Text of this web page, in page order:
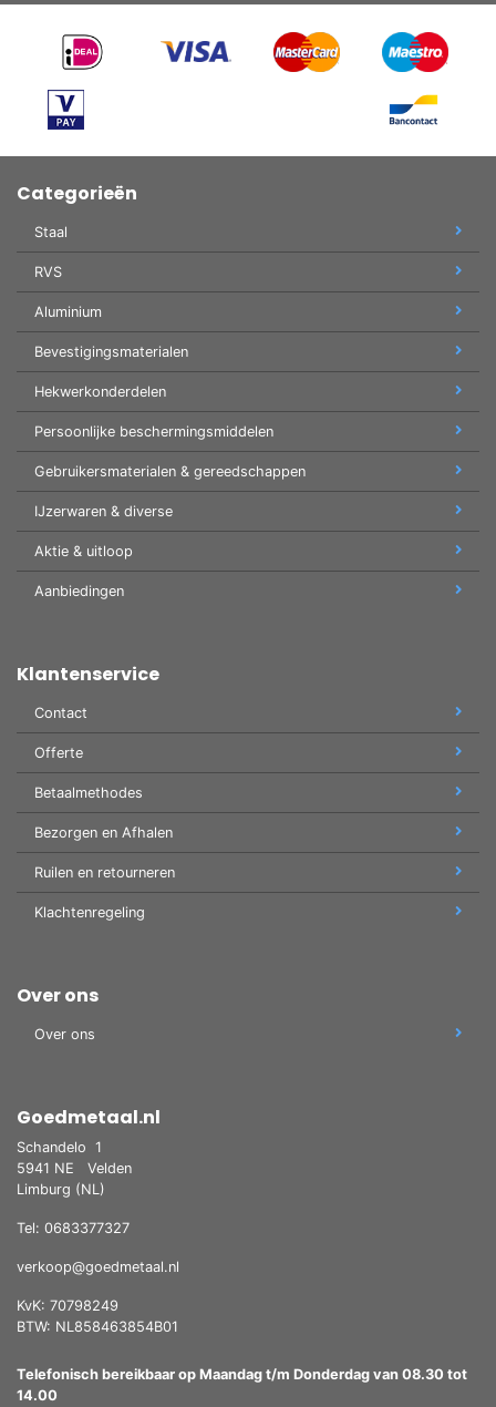
Categorieën
Staal
RVS
Aluminium
Bevestigingsmaterialen
Hekwerkonderdelen
Persoonlijke beschermingsmiddelen
Gebruikersmaterialen & gereedschappen
IJzerwaren & diverse
Aktie & uitloop
Aanbiedingen
Klantenservice
Contact
Offerte
Betaalmethodes
Bezorgen en Afhalen
Ruilen en retourneren
Klachtenregeling
Over ons
Over ons
Goedmetaal.nl
Schandelo 1
5941 NE
Velden
Limburg (NL)
Tel: 0683377327
verkoop@goedmetaal.nl
KvK: 70798249
BTW: NL858463854B01
Telefonisch bereikbaar op Maandag t/m Donderdag van 08.30 tot
14.00